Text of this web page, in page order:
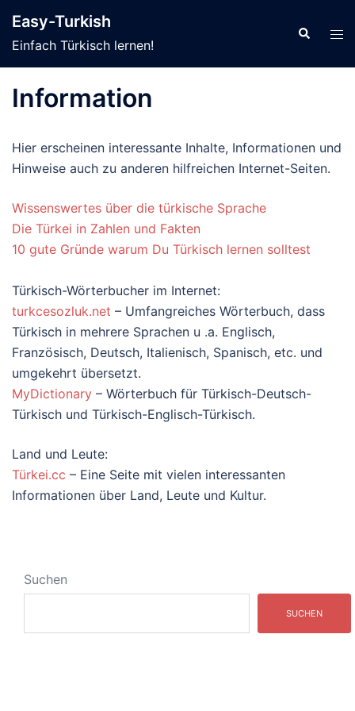
Inhalt
springen
Easy-Turkish
Einfach Türkisch lernen!
Suche
Information
Hier erscheinen interessante Inhalte, Informationen und
Hinweise auch zu anderen hilfreichen Internet-Seiten.
Wissenswertes über die türkische Sprache
Die Türkei in Zahlen und Fakten
10 gute Gründe warum Du Türkisch lernen solltest
Türkisch-Wörterbucher im Internet:
turkcesozluk.net – Umfangreiches Wörterbuch, dass
Türkisch in mehrere Sprachen u .a. Englisch,
Französisch, Deutsch, Italienisch, Spanisch, etc. und
umgekehrt übersetzt.
MyDictionary – Wörterbuch für Türkisch-Deutsch-
Türkisch und Türkisch-Englisch-Türkisch.
Land und Leute:
Türkei.cc – Eine Seite mit vielen interessanten
Informationen über Land, Leute und Kultur.
Suchen
SUCHEN